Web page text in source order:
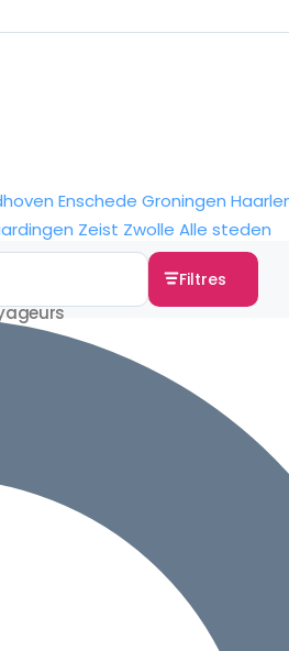
Enschede Groningen
Zeist Zwolle Alle steden
Filtres